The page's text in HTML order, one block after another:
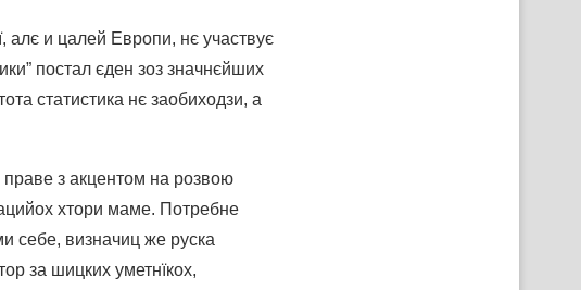
алє и цалей Европи, нє участвує
постал єден зоз значнєйших
статистика нє заобиходзи, а
з акцентом на розвою
хтори маме. Потребне
себе, визначиц же руска
за шицких уметнїкох,